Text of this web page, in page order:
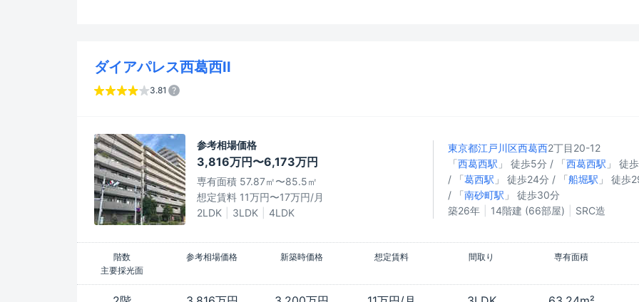
ダイアパレス西葛西II
3.81
参考相場価格
3,816万円〜6,173万円
専有面積 57.87㎡〜85.5㎡
想定賃料 11万円〜17万円/月
2LDK
3LDK 4LDK
東京都江戸川区西葛西2丁目20-12
「西葛西駅 」 徒歩5分 / 「西葛西駅 」 徒
/ 「葛西駅 」 徒歩24分 / 「船堀駅 」 徒歩
/ 「南砂町駅 」 徒歩30分
築26年
14階建 (66部屋) SRC造
階数 参考相場価格 新築時価格 想定賃料 間取り
専有面積
主要採光面